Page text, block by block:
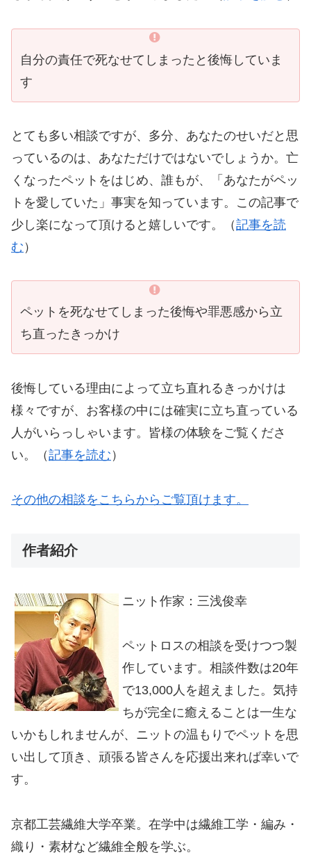
自分の責任で死なせてしまったと後悔していま
す
とても多い相談ですが、多分、あなたのせいだと思
っているのは、あなただけではないでしょうか。亡
くなったペットをはじめ、誰もが、「あなたがペッ
トを愛していた」事実を知っています。この記事で
少し楽になって頂けると嬉しいです。（記事を読
む ）
ペットを死なせてしまった後悔や罪悪感から立
ち直ったきっかけ
後悔している理由によって立ち直れるきっかけは
様々ですが、お客様の中には確実に立ち直っている
人がいらっしゃいます。皆様の体験をご覧くださ
い。（記事を読む ）
その他の相談をこちらからご覧頂けます。
作者紹介
ニット作家：三浅俊幸
ペットロスの相談を受けつつ製
作しています。相談件数は20年
で13,000人を超えました。気持
ちが完全に癒えることは一生な
いかもしれませんが、ニットの温もりでペットを思
い出して頂き、頑張る皆さんを応援出来れば幸いで
す。
京都工芸繊維大学卒業。在学中は繊維工学・編み・
織り・素材など繊維全般を学ぶ。